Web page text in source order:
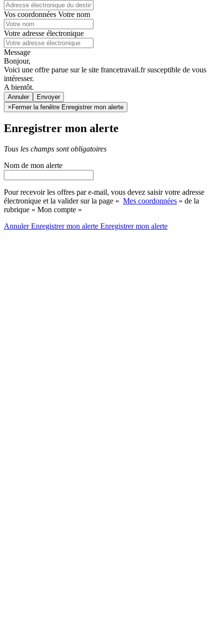
Vos coordonnées Votre nom
Votre adresse électronique
Message
Bonjour,
Voici une offre parue sur le site francetravail.fr susceptible de vous
intéresser.
A bientôt.
Annuler
× Fermer la fenêtre Enregistrer mon alerte
Enregistrer mon alerte
Tous les champs sont obligatoires
Nom de mon alerte
Pour recevoir les offres par e-mail, vous devez saisir votre adresse
électronique et la valider sur la page « Mes coordonnées » de la
rubrique « Mon compte »
AnnulerEnregistrer mon alerte Enregistrermon alerte